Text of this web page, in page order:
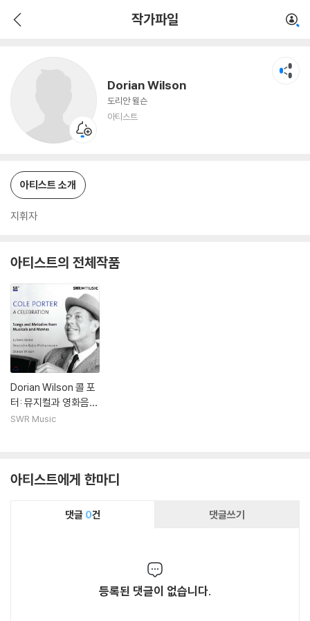
작가파일
Dorian Wilson
도리안 윌슨
아티스트
아티스트 소개
지휘자
아티스트의 전체작품
Dorian Wilson 콜 포
터: 뮤지컬과 영화음악
모음집 (Cole Porter:
SWR Music
아티스트에게 한마디
댓글 0건 댓글쓰기
등록된 댓글이 없습니다.